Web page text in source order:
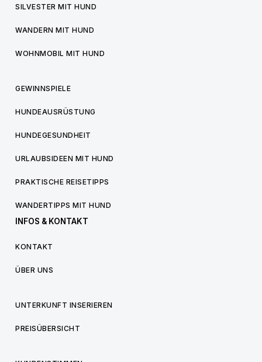
SILVESTER MIT HUND
WANDERN MIT HUND
WOHNMOBIL MIT HUND
GEWINNSPIELE
HUNDEAUSRÜSTUNG
HUNDEGESUNDHEIT
URLAUBSIDEEN MIT HUND
PRAKTISCHE REISETIPPS
WANDERTIPPS MIT HUND
INFOS & KONTAKT
KONTAKT
ÜBER UNS
UNTERKUNFT INSERIEREN
PREISÜBERSICHT